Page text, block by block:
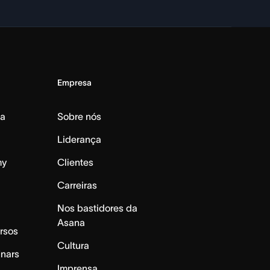
Empresa
Sobre nós
Liderança
Clientes
Carreiras
Nos bastidores da
Asana
Cultura